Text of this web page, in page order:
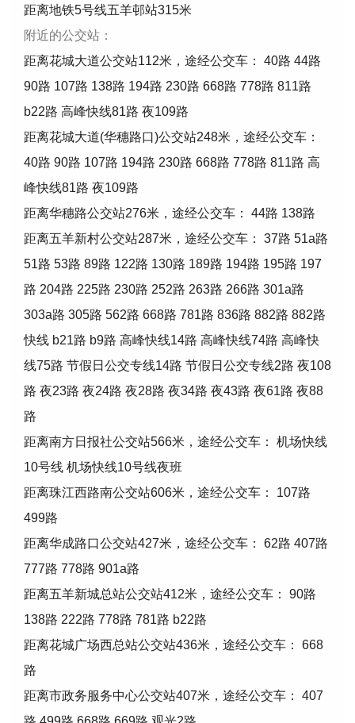
距离地铁5号线五羊邨站315米
附近的公交站：
距离花城大道公交站112米，途经公交车： 40路 44路
90路 107路 138路 194路 230路 668路 778路 811路
b22路 高峰快线81路 夜109路
距离花城大道(华穗路口)公交站248米，途经公交车：
40路 90路 107路 194路 230路 668路 778路 811路 高
峰快线81路 夜109路
距离华穗路公交站276米，途经公交车： 44路 138路
距离五羊新村公交站287米，途经公交车： 37路 51a路
51路 53路 89路 122路 130路 189路 194路 195路 197
路 204路 225路 230路 252路 263路 266路 301a路
303a路 305路 562路 668路 781路 836路 882路 882路
快线 b21路 b9路 高峰快线14路 高峰快线74路 高峰快
线75路 节假日公交专线14路 节假日公交专线2路 夜108
路 夜23路 夜24路 夜28路 夜34路 夜43路 夜61路 夜88
路
距离南方日报社公交站566米，途经公交车： 机场快线
10号线 机场快线10号线夜班
距离珠江西路南公交站606米，途经公交车： 107路
499路
距离华成路口公交站427米，途经公交车： 62路 407路
777路 778路 901a路
距离五羊新城总站公交站412米，途经公交车： 90路
138路 222路 778路 781路 b22路
距离花城广场西总站公交站436米，途经公交车： 668
路
距离市政务服务中心公交站407米，途经公交车： 407